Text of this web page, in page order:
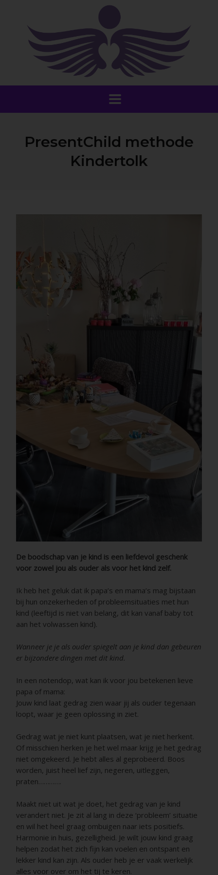
PresentChild methode
Kindertolk
De boodschap van je kind is een liefdevol geschenk
voor zowel jou als ouder als voor het kind zelf.
Ik heb het geluk dat ik papa’s en mama’s mag bijstaan
bij hun onzekerheden of probleemsituaties met hun
kind (leeftijd is niet van belang, dit kan vanaf baby tot
aan het volwassen kind).
Wanneer je je als ouder spiegelt aan je kind dan gebeuren
er bijzondere dingen met dit kind.
In een notendop, wat kan ik voor jou betekenen lieve
papa of mama:
Jouw kind laat gedrag zien waar jij als ouder tegenaan
loopt, waar je geen oplossing in ziet.
Gedrag wat je niet kunt plaatsen, wat je niet herkent.
Of misschien herken je het wel maar krijg je het gedrag
niet omgekeerd. Je hebt alles al geprobeerd. Boos
worden, juist heel lief zijn, negeren, uitleggen,
praten………….
Maakt niet uit wat je doet, het gedrag van je kind
verandert niet. Je zit al lang in deze ‘probleem’ situatie
en wil het heel graag ombuigen naar iets positiefs.
Harmonie in huis, gezelligheid. Je wilt jouw kind graag
helpen zodat het zich fijn kan voelen en ontspant en
lekker kind kan zijn. Als ouder heb je er vaak werkelijk
alles voor over om het tij te keren.